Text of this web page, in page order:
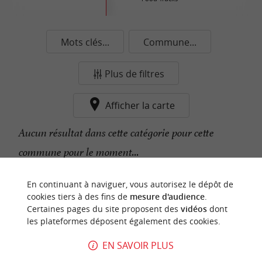
Mots clés... Commune...
Plus de filtres
Afficher la carte
Aucun résultat dans cette catégorie pour cette
commune pour le moment...
n
o
t
r
e
c
o
u
p
d
e
c
o
e
u
r
En continuant à naviguer, vous autorisez le dépôt de
cookies tiers à des fins de mesure d'audience.
Certaines pages du site proposent des vidéosdont
les plateformes déposent également des cookies.
EN SAVOIR PLUS